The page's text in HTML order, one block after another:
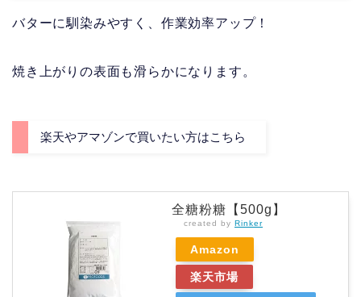
バターに馴染みやすく、作業効率アップ！
焼き上がりの表面も滑らかになります。
楽天やアマゾンで買いたい方はこちら
全糖粉糖【500g】
created by Rinker
Amazon
楽天市場